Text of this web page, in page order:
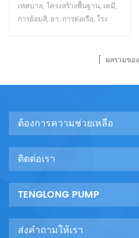
เทศบาล, โครงสร้างพื้นฐาน, เคมี,
การย้อมสี, ยา, การต่อเรือ, โรง
ของเหลวสกปรก, วาง, ทรายดูด
เมือง ฯลฯ หรือเหมืองถ่านหินอาจ
ๆ หากรวมกับแรงดันสูงและต้นสน
น้ำยูนิตนี้ยังสามารถใช้สำหรับการ
ขุดและขนส่งโครงการอนุรักษ์น้ำ
ขนาดเล็กเช่นการปรับระดับที่ดิน
กา22
ผลรวมของ
ต้องการความช่วยเหลือ
ติดต่อเรา
TENGLONG PUMP
ส่งคำถามให้เรา